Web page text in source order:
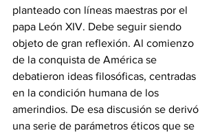
planteado con líneas maestras por el
papa León XIV. Debe seguir siendo
objeto de gran reflexión. Al comienzo
de la conquista de América se
debatieron ideas filosóficas, centradas
en la condición humana de los
amerindios. De esa discusión se derivó
una serie de parámetros éticos que se